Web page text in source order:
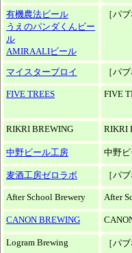
有機農法ビール
うえのパンダくんビー
ル
AMIRAALIビール
［パ
マイスターブロイ ［パ
FIVE TREES
FIVE
RIKRI BREWING
RIKRI
中野ビール工房
中野
麦酒工房ゼロラボ
［パ
After School Brewery
After
CANON BREWING
Logram Brewing
［パ